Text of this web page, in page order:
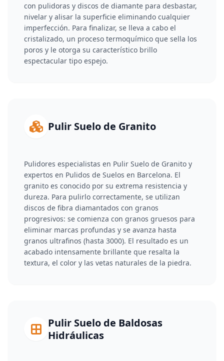
con pulidoras y discos de diamante para desbastar,
nivelar y alisar la superficie eliminando cualquier
imperfección. Para finalizar, se lleva a cabo el
cristalizado, un proceso termoquímico que sella los
poros y le otorga su característico brillo
espectacular tipo espejo.
Pulir Suelo de Granito
Pulidores especialistas en Pulir Suelo de Granito y
expertos en Pulidos de Suelos en Barcelona. El
granito es conocido por su extrema resistencia y
dureza. Para pulirlo correctamente, se utilizan
discos de fibra diamantados con granos
progresivos: se comienza con granos gruesos para
eliminar marcas profundas y se avanza hasta
granos ultrafinos (hasta 3000). El resultado es un
acabado intensamente brillante que resalta la
textura, el color y las vetas naturales de la piedra.
Pulir Suelo de Baldosas
Hidráulicas